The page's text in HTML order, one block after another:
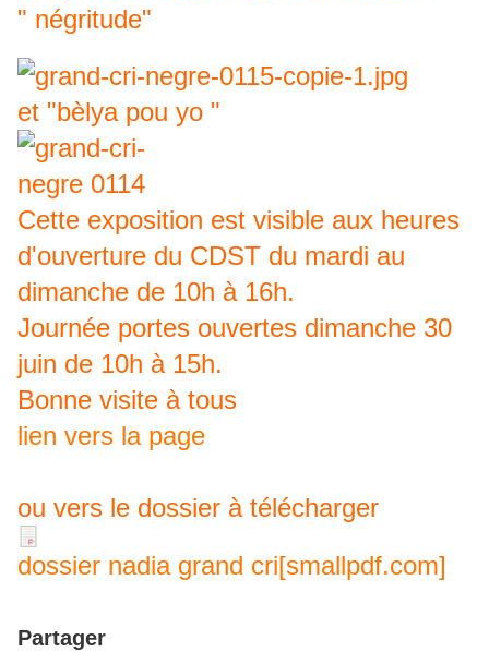
" négritude"
et "bèlya pou yo "
Cette exposition est visible aux heures
d'ouverture du CDST du mardi au
dimanche de 10h à 16h.
Journée portes ouvertes dimanche 30
juin de 10h à 15h.
Bonne visite à tous
lien vers la page
ou vers le dossier à télécharger
dossier nadia grand cri[smallpdf.com]
Partager